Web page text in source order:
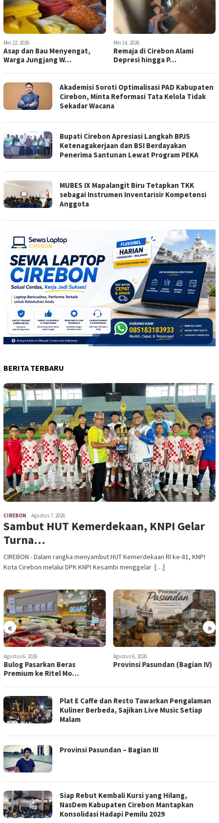
Mei 22, 2026
Asap dan Bau Menyengat,
Warga Jungjang W…
Mei 14, 2026
Remaja di Cirebon Alami
Depresi hingga P…
Akademisi Soroti Optimalisasi PAD Kabupaten
Cirebon, Minta Reformasi Tata Kelola Tidak
Sekadar Wacana
Bupati Cirebon Apresiasi Langkah BPJS
Ketenagakerjaan dan BSI Berdayakan
Penerima Santunan Lewat Program PEKA
MUBES IX Mapalangit Biru Tetapkan TKK
sebagai Instrumen Inventarisir Kompetensi
Anggota
BERITA TERBARU
CIREBON Agustus 7, 2026
Sambut HUT Kemerdekaan, KNPI Gelar
Turna…
CIREBON - Dalam rangka menyambut HUT Kemerdekaan RI ke-81, KNPI
Kota Cirebon melalui DPK KNPI Kesambi menggelar […]
« »
Agustus 6, 2026
Bulog Pasarkan Beras
Premium ke Ritel Mo…
Agustus 6, 2026
Provinsi Pasundan (Bagian IV)
Plat E Caffe dan Resto Tawarkan Pengalaman
Kuliner Berbeda, Sajikan Live Music Setiap
Malam
Provinsi Pasundan – Bagian III
Siap Rebut Kembali Kursi yang Hilang,
NasDem Kabupaten Cirebon Mantapkan
Konsolidasi Hadapi Pemilu 2029